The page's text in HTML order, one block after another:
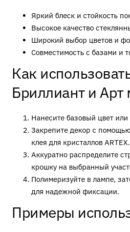
Яркий блеск и стойкость
Высокое качество
Широкий выбор цветов и
Совместимость с базами и
Как
Бриллиант и Арт
Нанесите базовый цвет или
Закрепите декор с помощью
клея для кристаллов ARTEX.
Аккуратно распределите
крошку на выбранный
Полимеризуйте в лампе,
для надежной фиксации.
Примеры